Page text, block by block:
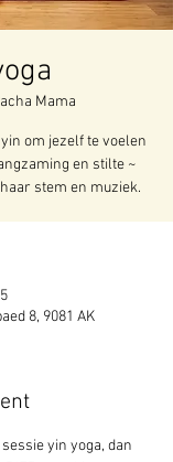
Mama
om jezelf te voelen
en stilte ~
stem en muziek.
8, 9081 AK
yin yoga, dan